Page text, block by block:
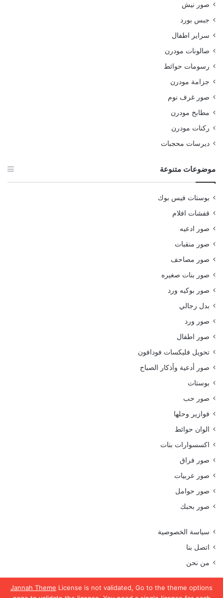
Jannah Theme License is not validated, Go to the theme options
صور نيش
جبس بورد
سراير اطفال
صالونات مودرن
رسومات حوائط
جزامة مودرن
صور غرف نوم
مطابخ مودرن
ركنات مودرن
ديرسات محجبات
موضوعات متنوعة
بوستات فيس بوك
قفشات افلام
صور ادعيه
صور منقبات
صور مصاحف
صور بنات صغيره
صور بوكيه ورد
بدل رجالي
صور ورد
صور اطفال
تحويل فليكسات فودافون
صور أدعية وأذكار الصباح
بوستات
صور حب
فوازير وحلها
الوان حوائط
اكسسوارات بنات
صور فراق
صور عربيات
صور حوامل
صور بحبك
سياسة الخصوصية
اتصل بنا
من نحن